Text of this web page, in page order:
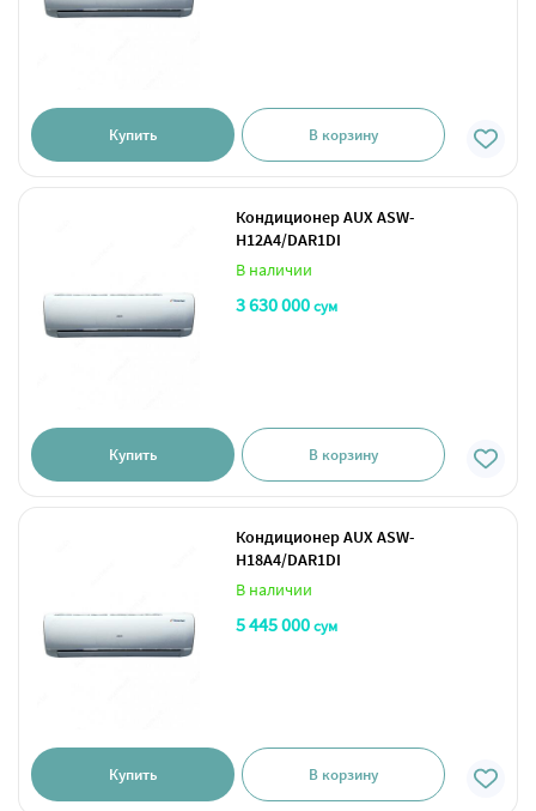
Купить В корзину
Кондиционер AUX ASW-
H12A4/DAR1DI
В наличии
3 630 000сум
Купить В корзину
Кондиционер AUX ASW-
H18A4/DAR1DI
В наличии
5 445 000сум
Купить В корзину